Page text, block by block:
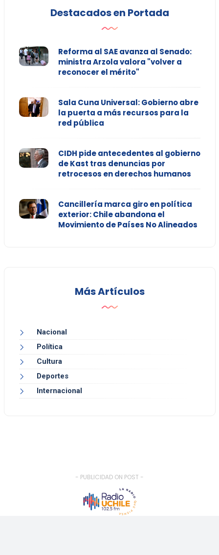
Destacados en Portada
Reforma al SAE avanza al Senado:
ministra Arzola valora "volver a
reconocer el mérito"
Sala Cuna Universal: Gobierno abre
la puerta a más recursos para la
red pública
CIDH pide antecedentes al gobierno
de Kast tras denuncias por
retrocesos en derechos humanos
Cancillería marca giro en política
exterior: Chile abandona el
Movimiento de Países No Alineados
Más Artículos
Nacional
Política
Cultura
Deportes
Internacional
- PUBLICIDAD ON POST -